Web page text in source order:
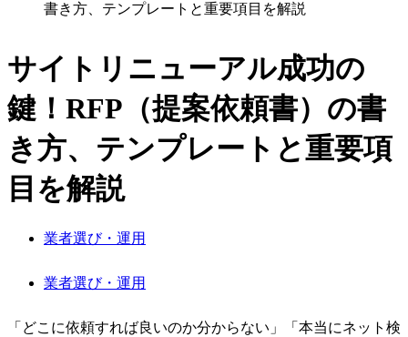
書き方、テンプレートと重要項目を解説
サイトリニューアル成功の
鍵！RFP（提案依頼書）の書
き方、テンプレートと重要項
目を解説
業者選び・運用
業者選び・運用
「どこに依頼すれば良いのか分からない」「本当にネット検